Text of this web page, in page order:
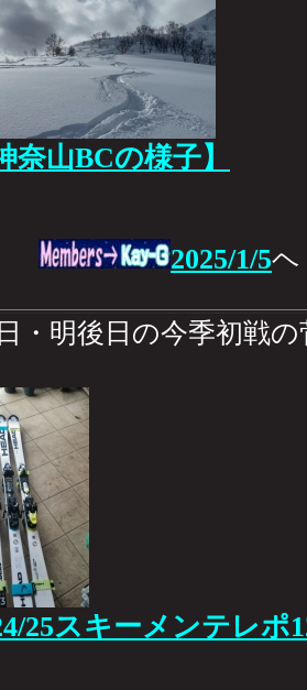
奈山BCの様子】
2025/1/5ヘ
・明後日の今季初戦
25スキーメンテレポ